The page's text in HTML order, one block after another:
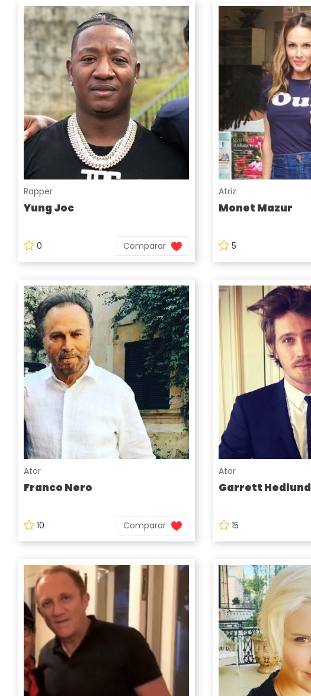
Rapper
Yung Joc
0 Comparar
Atriz
Monet Mazur
5
Ator
Franco Nero
10 Comparar
Ator
Garrett Hedlund
15